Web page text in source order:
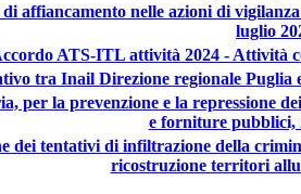
affiancamento nelle azioni di
luglio
ATS-ITL attività 2024 - Attività
tra Inail Direzione regionale Puglia
la prevenzione e la repressione
e forniture pubblici,
dei tentativi di infiltrazione della
ricostruzione territori